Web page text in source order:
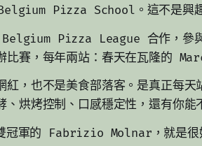
Pizza School。這不是興趣
Pizza League 合作，參
比賽，每年兩站：春天在瓦隆的
紅，也不是美食部落客。是真正每
、烘烤控制、口感穩定性，還有你能
冠軍的 Fabrizio Molnar，就是很